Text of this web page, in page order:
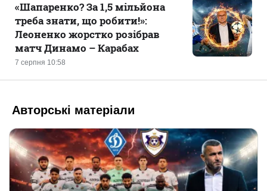
7 серпня 10:58
«Шапаренко? За 1,5 мільйона
треба знати, що робити!»:
Леоненко жорстко розібрав
матч Динамо – Карабах
Авторські матеріали